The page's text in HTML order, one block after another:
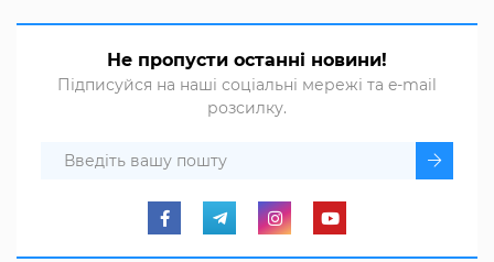
Не пропусти останні новини!
Підписуйся на наші соціальні мережі та e-mail
розсилку.